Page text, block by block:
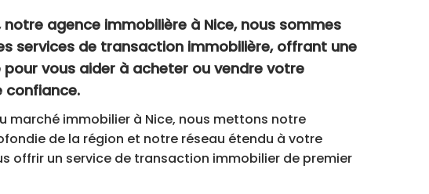
notre agence immobilière à Nice, nous sommes
services de transaction immobilière, offrant une
pour vous aider à acheter ou vendre votre
confiance.
marché immobilier à Nice, nous mettons notre
de la région et notre réseau étendu à votre
offrir un service de transaction immobilier de premier